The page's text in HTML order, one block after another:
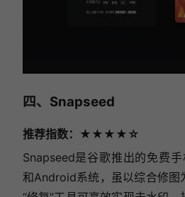
四、Snapseed
推荐指数：★★★★☆
Snapseed是谷歌推出的免费
和Android系统，虽以综合修图